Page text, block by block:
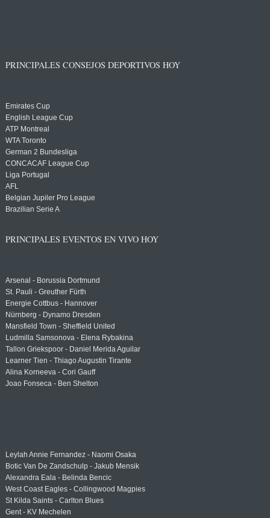
PRINCIPALES CONSEJOS DEPORTIVOS HOY
Emirates Cup
English League Cup
ATP Montreal
WTA Toronto
German 2 Bundesliga
CONCACAF League Cup
Liga Portugal
AFL
Belgian Jupiler Pro League
Brazilian Serie A
PRINCIPALES EVENTOS EN VIVO HOY
Arsenal - Borussia Dortmund
St. Pauli - Greuther Fürth
Energie Cottbus - Hannover
Nürnberg - Dynamo Dresden
Mansfield Town - Sheffield United
Ludmilla Samsonova - Elena Rybakina
Tallon Griekspoor - Daniel Merida Aguilar
Learner Tien - Thiago Augustin Tirante
Alina Korneeva - Cori Gauff
Joao Fonseca - Ben Shelton
Leylah Annie Fernandez - Naomi Osaka
Botic Van De Zandschulp - Jakub Mensik
Alexandra Eala - Belinda Bencic
West Coast Eagles - Collingwood Magpies
St Kilda Saints - Carlton Blues
Gent - KV Mechelen